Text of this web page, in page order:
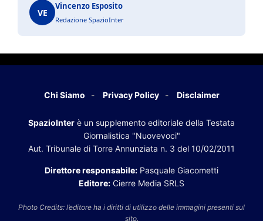
VE
Vincenzo Esposito
Redazione SpazioInter
Chi Siamo Privacy Policy Disclaimer
SpazioInter è un supplemento editoriale della Testata
Giornalistica "Nuovevoci"
Aut. Tribunale di Torre Annunziata n. 3 del 10/02/2011
Direttore responsabile: Pasquale Giacometti
Editore: Cierre Media SRLS
Photo Credits: l’editore ha i diritti di utilizzo delle immagini presenti sul
sito.